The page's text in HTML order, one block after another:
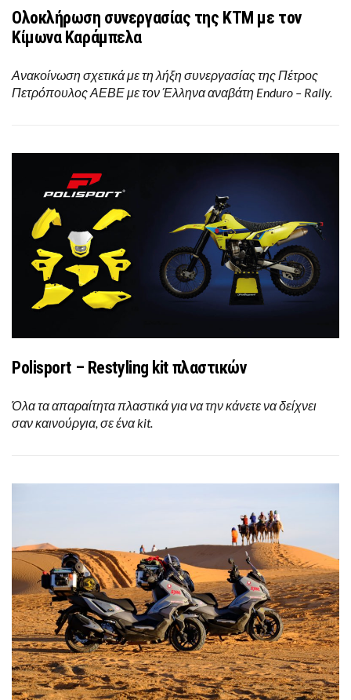
Ολοκλήρωση συνεργασίας της ΚΤΜ με τον
Κίμωνα Καράμπελα
Ανακοίνωση σχετικά με τη λήξη συνεργασίας της Πέτρος
Πετρόπουλος ΑΕΒΕ με τον Έλληνα αναβάτη Enduro – Rally.
Polisport – Restyling kit πλαστικών
Όλα τα απαραίτητα πλαστικά για να την κάνετε να δείχνει
σαν καινούργια, σε ένα kit.